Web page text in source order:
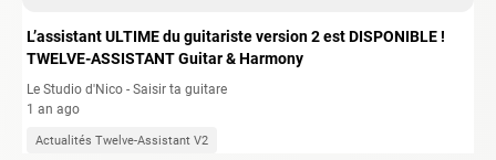
L’assistant ULTIME du guitariste version 2 est DISPONIBLE !
TWELVE-ASSISTANT Guitar & Harmony
Le Studio d'Nico - Saisir ta guitare
1 an ago
Actualités Twelve-Assistant V2